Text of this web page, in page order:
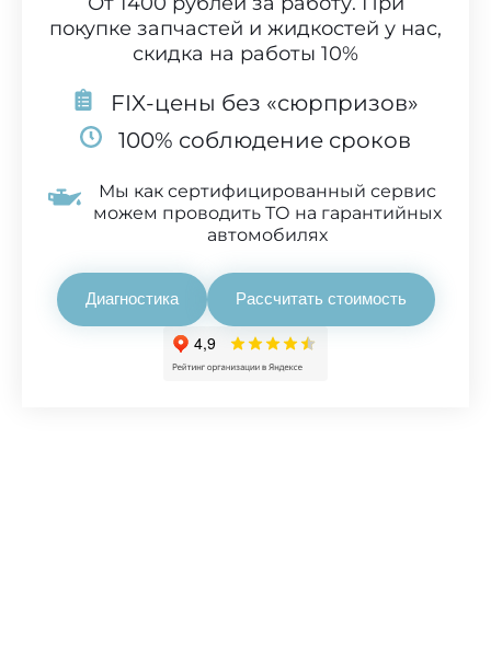
покупке запчастей и жидкостей у нас,
скидка на работы 10%
FIX-цены без «сюрпризов»
100% соблюдение сроков
Мы как сертифицированный сервис
можем проводить ТО на гарантийных
автомобилях
Диагностика Рассчитать стоимость